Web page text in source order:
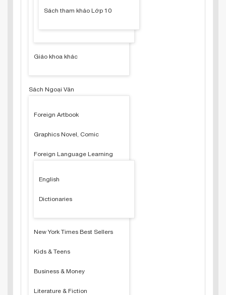
Sách tham khảo Lớp 10
Giáo khoa khác
Sách Ngoại Văn
Foreign Artbook
Graphics Novel, Comic
Foreign Language Learning
English
Dictionaries
New York Times Best Sellers
Kids & Teens
Business & Money
Literature & Fiction